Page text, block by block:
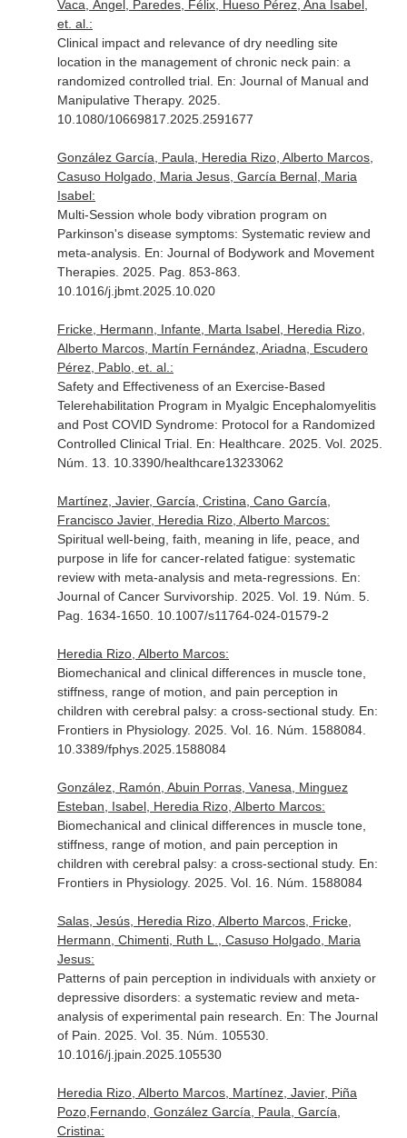
Vaca, Ángel, Paredes, Félix, Hueso Pérez, Ana Isabel,
et. al.:
Clinical impact and relevance of dry needling site
location in the management of chronic neck pain: a
randomized controlled trial. En: Journal of Manual and
Manipulative Therapy. 2025.
10.1080/10669817.2025.2591677
González García, Paula, Heredia Rizo, Alberto Marcos,
Casuso Holgado, Maria Jesus, García Bernal, Maria
Isabel:
Multi-Session whole body vibration program on
Parkinson's disease symptoms: Systematic review and
meta-analysis. En: Journal of Bodywork and Movement
Therapies. 2025. Pag. 853-863.
10.1016/j.jbmt.2025.10.020
Fricke, Hermann, Infante, Marta Isabel, Heredia Rizo,
Alberto Marcos, Martín Fernández, Ariadna, Escudero
Pérez, Pablo, et. al.:
Safety and Effectiveness of an Exercise-Based
Telerehabilitation Program in Myalgic Encephalomyelitis
and Post COVID Syndrome: Protocol for a Randomized
Controlled Clinical Trial. En: Healthcare. 2025. Vol. 2025.
Núm. 13. 10.3390/healthcare13233062
Martínez, Javier, García, Cristina, Cano García,
Francisco Javier, Heredia Rizo, Alberto Marcos:
Spiritual well-being, faith, meaning in life, peace, and
purpose in life for cancer-related fatigue: systematic
review with meta-analysis and meta-regressions. En:
Journal of Cancer Survivorship. 2025. Vol. 19. Núm. 5.
Pag. 1634-1650. 10.1007/s11764-024-01579-2
Heredia Rizo, Alberto Marcos:
Biomechanical and clinical differences in muscle tone,
stiffness, range of motion, and pain perception in
children with cerebral palsy: a cross-sectional study. En:
Frontiers in Physiology. 2025. Vol. 16. Núm. 1588084.
10.3389/fphys.2025.1588084
González, Ramón, Abuin Porras, Vanesa, Minguez
Esteban, Isabel, Heredia Rizo, Alberto Marcos:
Biomechanical and clinical differences in muscle tone,
stiffness, range of motion, and pain perception in
children with cerebral palsy: a cross-sectional study. En:
Frontiers in Physiology. 2025. Vol. 16. Núm. 1588084
Salas, Jesús, Heredia Rizo, Alberto Marcos, Fricke,
Hermann, Chimenti, Ruth L., Casuso Holgado, Maria
Jesus:
Patterns of pain perception in individuals with anxiety or
depressive disorders: a systematic review and meta-
analysis of experimental pain research. En: The Journal
of Pain . 2025. Vol. 35. Núm. 105530.
10.1016/j.jpain.2025.105530
Heredia Rizo, Alberto Marcos, Martínez, Javier, Piña
Pozo,Fernando, González García, Paula, García,
Cristina: